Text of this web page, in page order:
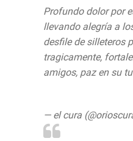
Profundo dolor por
llevando alegría a
desfile de silleteros
tragicamente,
amigos, paz en su
— el cura